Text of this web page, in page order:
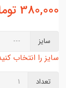
380,000
سایز
سایز را انتخاب
تعداد